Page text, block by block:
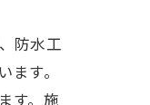
防水工
す。
す。施